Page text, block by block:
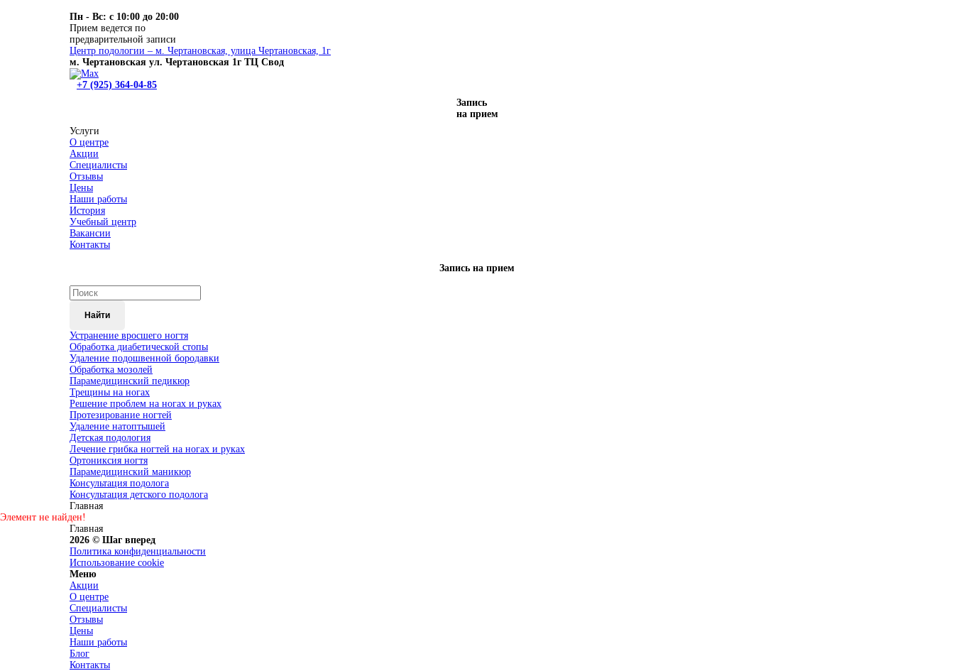
Пн - Вс: с 10:00 до 20:00
Прием ведется по
предварительной записи
Центр подологии – м. Чертановская, улица Чертановская, 1г
м. Чертановская ул. Чертановская 1г ТЦ Свод
+7 (925) 364-04-85
Запись
на прием
Услуги
О центре
Акции
Специалисты
Отзывы
Цены
Наши работы
История
Учебный центр
Вакансии
Контакты
Запись на прием
Найти
Устранение вросшего ногтя
Обработка диабетической стопы
Удаление подошвенной бородавки
Обработка мозолей
Парамедицинский педикюр
Трещины на ногах
Решение проблем на ногах и руках
Протезирование ногтей
Удаление натоптышей
Детская подология
Лечение грибка ногтей на ногах и руках
Ортониксия ногтя
Парамедицинский маникюр
Консультация подолога
Консультация детского подолога
Главная
Элемент не найден!
Главная
2026 © Шаг вперед
Политика конфиденциальности
Использование cookie
Меню
Акции
О центре
Специалисты
Отзывы
Цены
Наши работы
Блог
Контакты